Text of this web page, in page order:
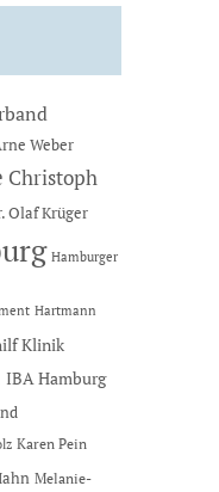
Weber
Christoph
Olaf Krüger
Hamburger
Hartmann
Klinik
IBA Hamburg
Karen Pein
Melanie-